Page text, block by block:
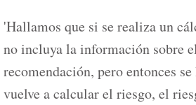
'Hallamos que si se realiza un
no incluya la información sobre
recomendación, pero entonces
vuelve a calcular el riesgo, el